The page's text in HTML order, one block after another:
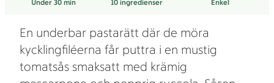
Under 30 min 10ingredienser Enkel
En underbar pastarätt där de möra
kycklingfiléerna får puttra i en mustig
tomatsås smaksatt med krämig